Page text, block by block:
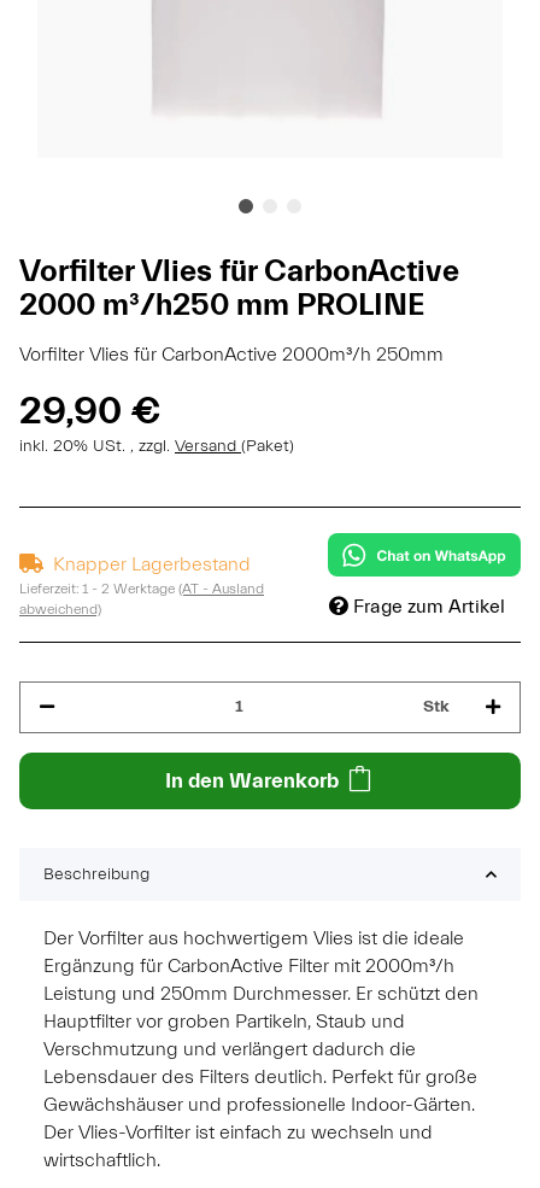
Vorfilter Vlies für CarbonActive
2000 m³/h250 mm PROLINE
Vorfilter Vlies für CarbonActive 2000m³/h 250mm
29,90 €
inkl. 20% USt. , zzgl. Versand (Paket)
Knapper Lagerbestand
Lieferzeit: 1 - 2 Werktage (AT - Ausland
abweichend)
Frage zum Artikel
Stk
In den Warenkorb
Beschreibung
Der Vorfilter aus hochwertigem Vlies ist die ideale
Ergänzung für CarbonActive Filter mit 2000m³/h
Leistung und 250mm Durchmesser. Er schützt den
Hauptfilter vor groben Partikeln, Staub und
Verschmutzung und verlängert dadurch die
Lebensdauer des Filters deutlich. Perfekt für große
Gewächshäuser und professionelle Indoor-Gärten.
Der Vlies-Vorfilter ist einfach zu wechseln und
wirtschaftlich.